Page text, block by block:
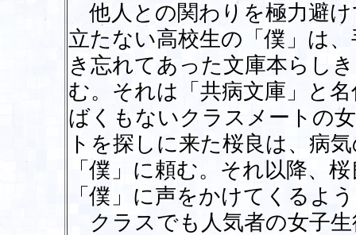
他人との関わりを極力避
立たない高校生の「僕」は
き忘れてあった文庫本らし
む。それは「共病文庫」と
ばくもないクラスメートの
トを探しに来た桜良は、病
「僕」に頼む。それ以降、
「僕」に声をかけてくるよ
クラスでも人気者の女子